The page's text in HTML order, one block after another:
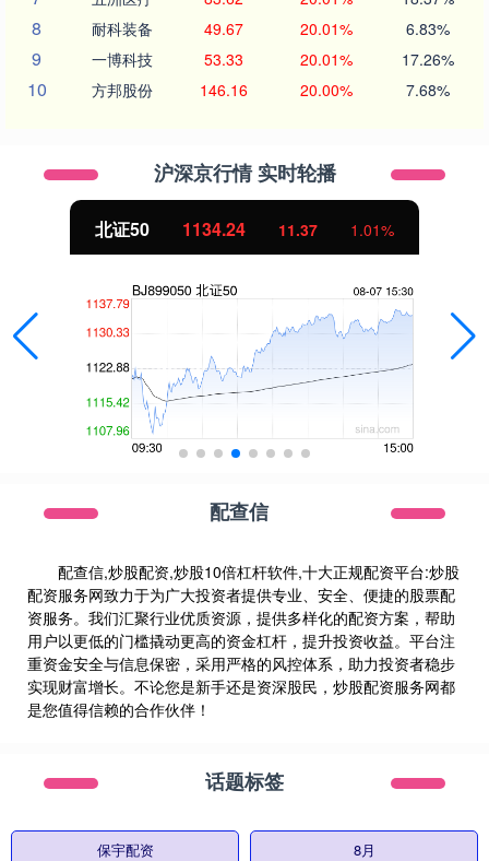
8 耐科装备 49.67 20.01% 6.83%
9 一博科技 53.33 20.01% 17.26%
10 方邦股份 146.16 20.00% 7.68%
沪深京行情 实时轮播
北证50 1134.24 11.37 1.01%
配查信
配查信,炒股配资,炒股10倍杠杆软件,十大正规配资平台:炒股
配资服务网致力于为广大投资者提供专业、安全、便捷的股票配
资服务。我们汇聚行业优质资源，提供多样化的配资方案，帮助
用户以更低的门槛撬动更高的资金杠杆，提升投资收益。平台注
重资金安全与信息保密，采用严格的风控体系，助力投资者稳步
实现财富增长。不论您是新手还是资深股民，炒股配资服务网都
是您值得信赖的合作伙伴！
话题标签
保宇配资 8月